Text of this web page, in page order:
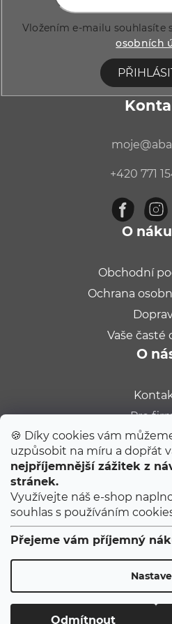
🍪 Díky cookies vám
uzpůsobit na míru a dopřát
nejpříjemnější zážitek z
stránek.
Využívejte náš e-shop
souhlas s používáním
Přejeme vám příjemný
Odmítnout
v
k
y
v
ý
p
s
Vložením e-mailu souhlasíte
osobních
moje@
+420 771
O
Obchodní
Ochrana
Vaše časté
O
Pro
Populární
Tipy od Jitky
Ty úplně první
První 2 měsíce
Copyright 2026ABABU.
Upravit